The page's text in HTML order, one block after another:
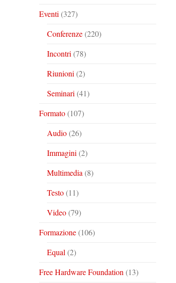
Eventi (327)
Conferenze(220)
Incontri (78)
Riunioni (2)
Seminari (41)
Formato(107)
Audio(26)
Immagini (2)
Multimedia (8)
Testo(11)
Video(79)
Formazione(106)
Equal (2)
Free Hardware Foundation (13)